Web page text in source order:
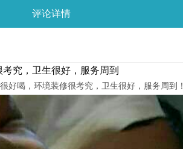
评论详情
究，卫生很好，服务周到
好喝，环境装修很考究，卫生很好，服务周到！